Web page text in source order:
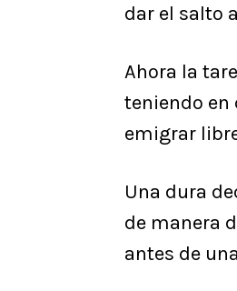
dar el salto
Ahora la
teniendo en
emigrar
Una dura
de manera
antes de